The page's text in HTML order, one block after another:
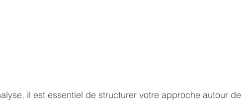
il est essentiel de structurer votre approche autour de